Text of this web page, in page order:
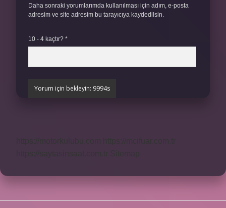
Daha sonraki yorumlarımda kullanılması için adım, e-posta
adresim ve site adresim bu tarayıcıya kaydedilsin.
10 - 4 kaçtır? *